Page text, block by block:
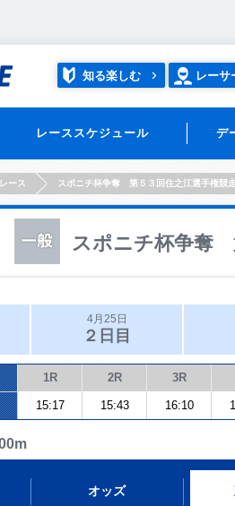
知る楽しむ レーサ
レーススケジュール デ
ース スポニチ杯争奪 第５３回住之江選手権競
スポニチ杯争奪
4月25日
２日目
1R 2R 3R
15:17 15:43 16:10
オッズ